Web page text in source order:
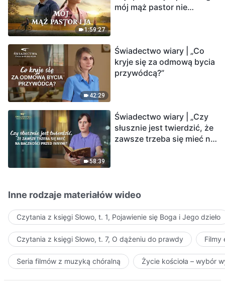
1:59:27
mój mąż pastor nie
42:29
Świadectwo wiary | „Co
kryje się za odmową bycia
przywódcą?”
58:39
Świadectwo wiary | „Czy
słusznie jest twierdzić, że
zawsze trzeba się mieć na
Inne rodzaje materiałów wideo
Czytania z księgi Słowo, t. 1, Pojawienie się Boga i Jego dzieło
Czytania z księgi Słowo, t. 7, O dążeniu do prawdy Filmy
Seria filmów z muzyką chóralną Życie kościoła – wybór